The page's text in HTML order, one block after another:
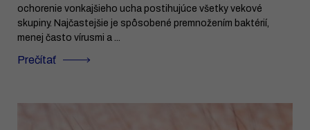
ochorenie vonkajšieho ucha postihujúce všetky vekové
skupiny. Najčastejšie je spôsobené premnožením baktérií,
menej často vírusmi a ...
Prečítať